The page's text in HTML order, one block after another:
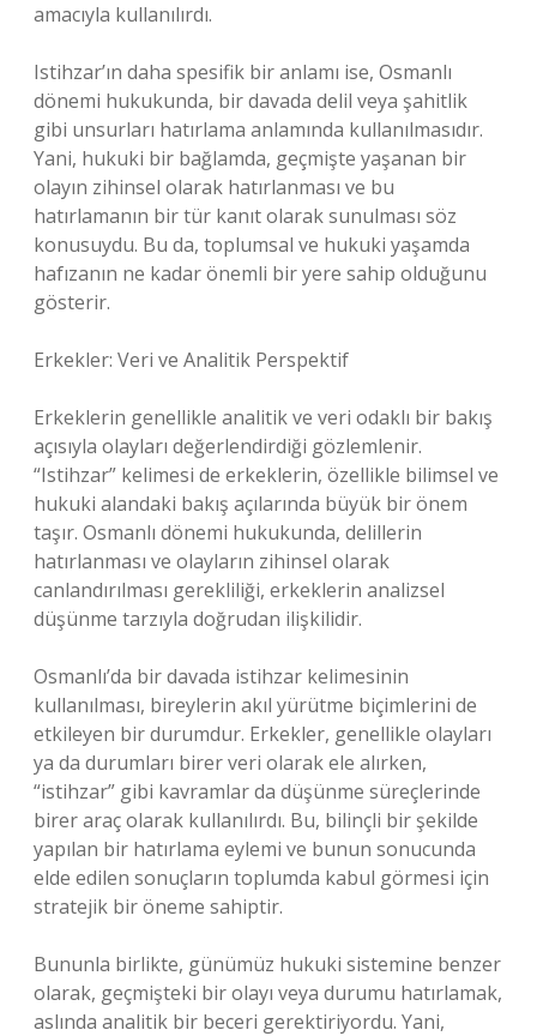
amacıyla kullanılırdı.
Istihzar’ın daha spesifik bir anlamı ise, Osmanlı
dönemi hukukunda, bir davada delil veya şahitlik
gibi unsurları hatırlama anlamında kullanılmasıdır.
Yani, hukuki bir bağlamda, geçmişte yaşanan bir
olayın zihinsel olarak hatırlanması ve bu
hatırlamanın bir tür kanıt olarak sunulması söz
konusuydu. Bu da, toplumsal ve hukuki yaşamda
hafızanın ne kadar önemli bir yere sahip olduğunu
gösterir.
Erkekler: Veri ve Analitik Perspektif
Erkeklerin genellikle analitik ve veri odaklı bir bakış
açısıyla olayları değerlendirdiği gözlemlenir.
“Istihzar” kelimesi de erkeklerin, özellikle bilimsel ve
hukuki alandaki bakış açılarında büyük bir önem
taşır. Osmanlı dönemi hukukunda, delillerin
hatırlanması ve olayların zihinsel olarak
canlandırılması gerekliliği, erkeklerin analizsel
düşünme tarzıyla doğrudan ilişkilidir.
Osmanlı’da bir davada istihzar kelimesinin
kullanılması, bireylerin akıl yürütme biçimlerini de
etkileyen bir durumdur. Erkekler, genellikle olayları
ya da durumları birer veri olarak ele alırken,
“istihzar” gibi kavramlar da düşünme süreçlerinde
birer araç olarak kullanılırdı. Bu, bilinçli bir şekilde
yapılan bir hatırlama eylemi ve bunun sonucunda
elde edilen sonuçların toplumda kabul görmesi için
stratejik bir öneme sahiptir.
Bununla birlikte, günümüz hukuki sistemine benzer
olarak, geçmişteki bir olayı veya durumu hatırlamak,
aslında analitik bir beceri gerektiriyordu. Yani,